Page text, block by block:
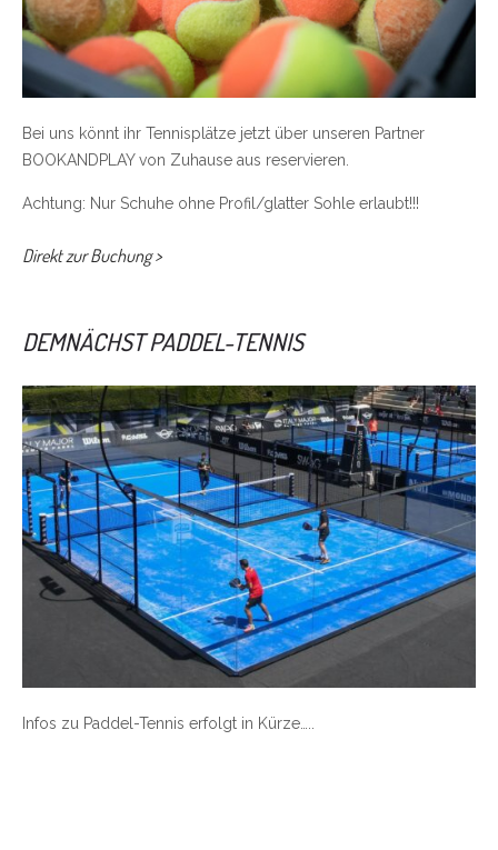
Bei uns könnt ihr Tennisplätze jetzt über unseren Partner
BOOKANDPLAY von Zuhause aus reservieren.
Achtung: Nur Schuhe ohne Profil/glatter Sohle erlaubt!!!
Direkt zur Buchung >
DEMNÄCHST PADDEL-TENNIS
Infos zu Paddel-Tennis erfolgt in Kürze…..